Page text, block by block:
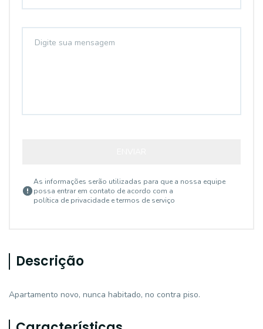
As informações serão utilizadas para que a nossa equipe
possa entrar em contato de acordo com a
política de privacidade e termos de serviço
Descrição
Apartamento novo, nunca habitado, no contra piso.